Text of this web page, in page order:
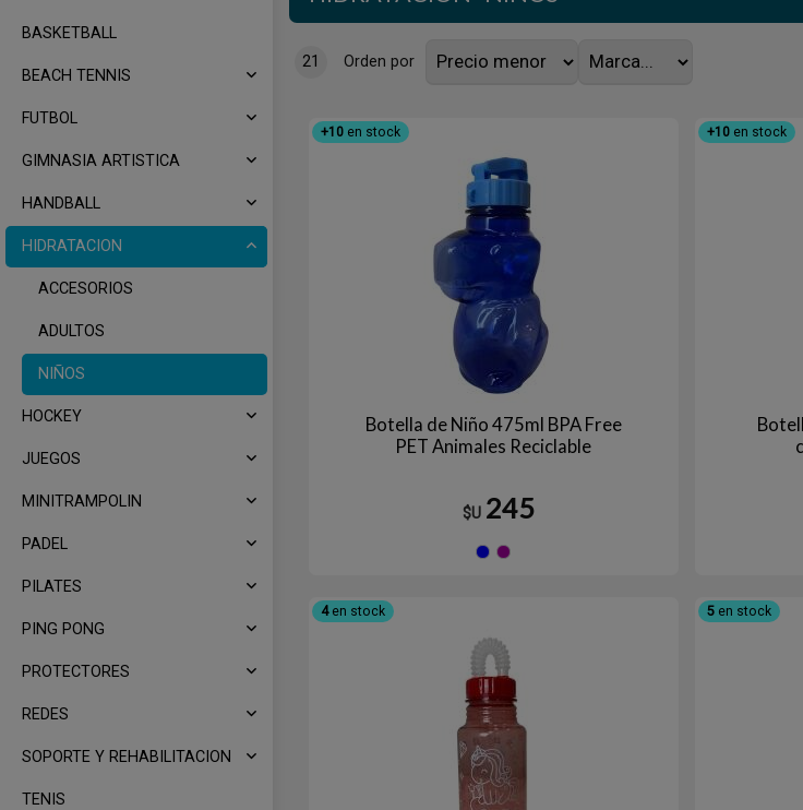
BASKETBALL
BEACH TENNIS
FUTBOL
GIMNASIA ARTISTICA
HANDBALL
HIDRATACION
ACCESORIOS
ADULTOS
NIÑOS
HOCKEY
JUEGOS
MINITRAMPOLIN
PADEL
PILATES
PING PONG
PROTECTORES
REDES
SOPORTE Y REHABILITACION
TENIS
21 Orden por
+10en stock
Botella de Niño 475ml BPA Free
PET Animales Reciclable
$U 245
+10 en stock
4en stock 5 en stock